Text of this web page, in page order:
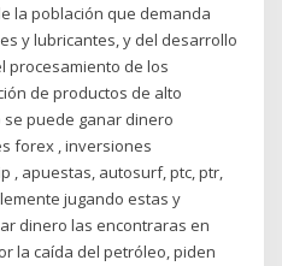
la población que demanda
y lubricantes, y del desarrollo
procesamiento de los
de productos de alto
puede ganar dinero
forex , inversiones
, apuestas, autosurf, ptc, ptr,
jugando estas y
dinero las encontraras en
la caída del petróleo, piden